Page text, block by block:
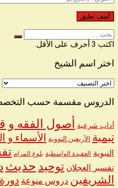
البحث
عن
اكتب 3 أحرف على الأقل.
اختر اسم الشيخ
اختر
الشيخ
الدروس مقسمة حسب
آداب شرعية أصول الفقه و
تيمية الأربعين النووية الأسماء و
النبوية العقيدة الواسطية بلوغ المرام
تفسير العجلان توحيد حديث
الشريفين دروس منوعة